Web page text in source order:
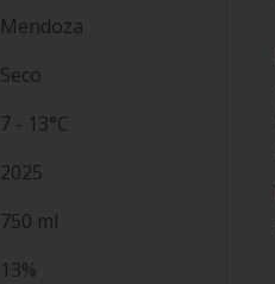
Mendoza
Seco
7 - 13°C
2025
750 ml
13%